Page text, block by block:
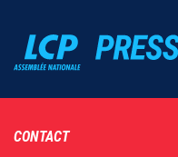
Footer
CONTACT